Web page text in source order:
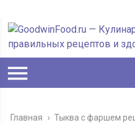
Главная › Тыква с фаршем